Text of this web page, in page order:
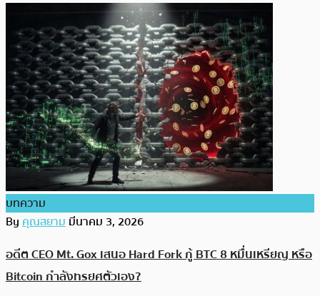
บทความ
Byคุณสยามมีนาคม 3, 2026
อดีต CEO Mt. Gox เสนอ Hard Fork กู้ BTC 8 หมื่นเหรียญ หรือ
Bitcoin กำลังทรยศตัวเอง?